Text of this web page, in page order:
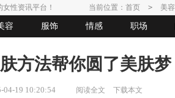
性资讯平台！
容 服饰 情感 职场
当前位置：首页 > 美容
方法帮你圆了美肤梦
04-19 10:20:54 阅读全文 下载本文